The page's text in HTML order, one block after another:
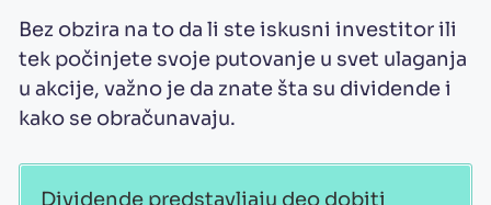
Bez obzira na to da li ste iskusni investitor ili
tek počinjete svoje putovanje u svet ulaganja
u akcije, važno je da znate šta su dividende i
kako se obračunavaju.
Dividende predstavljaju deo dobiti